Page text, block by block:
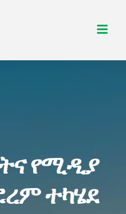
የሚዲያ
ተካሄደ